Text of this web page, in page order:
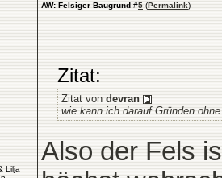
Lilja
AW: Felsiger Baugrund #5 (Permalink)
Zitat:
Zitat von devran
wie kann ich darauf Gründen
Also der Fels